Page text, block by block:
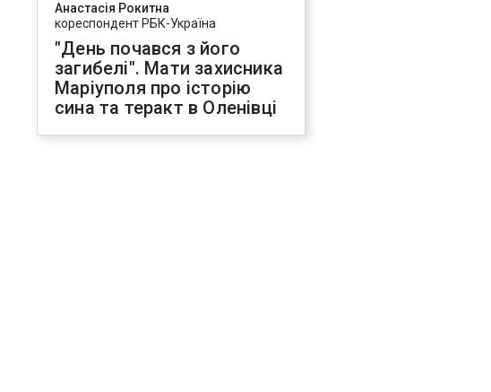
Анастасія Рокитна
кореспондент РБК-Україна
"День почався з його
загибелі". Мати захисника
Маріуполя про історію
сина та теракт в Оленівці